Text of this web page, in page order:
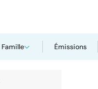
Famille Émissions